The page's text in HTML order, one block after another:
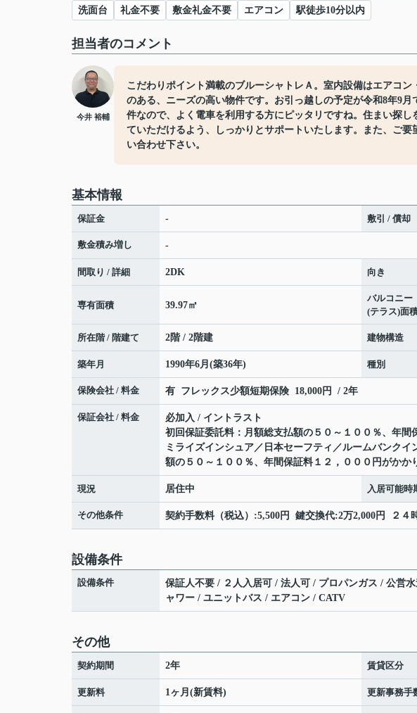
洗面台 礼金不要 敷金礼金不要 エアコン 駅徒歩10分以内
担当者のコメント
今井 裕輔
こだわりポイント満載のブルーシャトレＡ。室内設備はエアコ
のある、ニーズの高い物件です。お引っ越しの予定が令和8年9
件なので、よく電車を利用する方にピッタリですね。住まい探
ていただけるよう、しっかりとサポートいたします。また、ご
い合わせ下さい。
基本情報
保証金 - 敷引 / 償却
敷金積み増し -
間取り / 詳細 2DK 向き
専有面積 39.97㎡
バルコニー
(テラス)面
所在階 / 階建て 2階 / 2階建 建物構造
築年月 1990年6月(築36年) 種別
保険会社 / 料金 有 フレックス少額短期保険 18,000円 / 2年
保証会社 / 料金
必加入 / イントラスト
初回保証委託料：月額総支払額の５０～１００％、年間
ミライズインシュア／日本セーフティ／ルームバンク
額の５０～１００％、年間保証料１２，０００円がかか
現況 居住中 入居可能時
その他条件 契約手数料（税込）:5,500円 鍵交換代:2万2,000円 ２４
設備条件
設備条件
保証人不要 / ２人入居可 / 法人可 / プロパンガス / 公営
ャワー / ユニットバス / エアコン / CATV
その他
契約期間 2年 賃貸区分
更新料 1ヶ月(新賃料) 更新事務手